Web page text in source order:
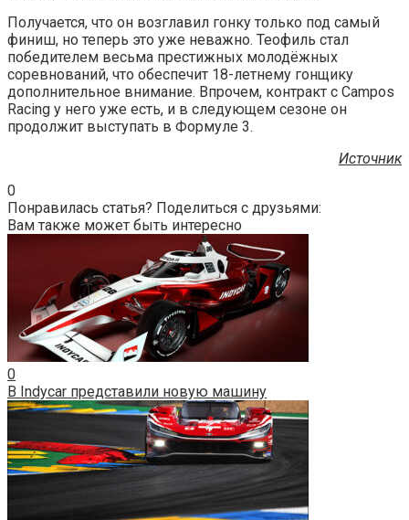
Получается, что он возглавил гонку только под самый
финиш, но теперь это уже неважно. Теофиль стал
победителем весьма престижных молодёжных
соревнований, что обеспечит 18-летнему гонщику
дополнительное внимание. Впрочем, контракт с Campos
Racing у него уже есть, и в следующем сезоне он
продолжит выступать в Формуле 3.
Источник
0
Понравилась статья? Поделиться с друзьями:
Вам также может быть интересно
0
В Indycar представили новую машину